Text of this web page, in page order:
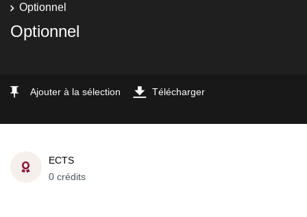
Optionnel
Optionnel
Ajouter à la sélection Télécharger
ECTS
0 crédits